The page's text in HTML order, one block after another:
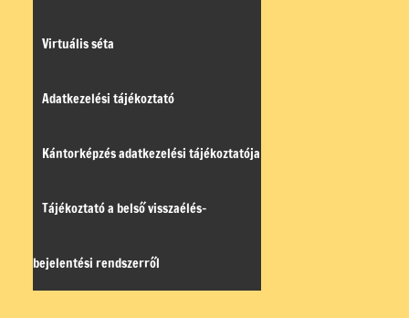
Virtuális séta
Adatkezelési tájékoztató
Kántorképzés adatkezelési tájékoztatója
Tájékoztató a belső visszaélés-
bejelentési rendszerről